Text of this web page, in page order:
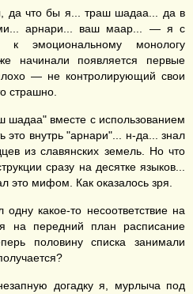
да что бы я... траш шадаа... да в
арнари... ваш маар... — я с
к эмоциональному монологу
начинали появляется первые
— не контролирующий свои
страшно.
шадаа" вместе с использованием
это внутрь "арнари"... н-да... знал
из славянских земель. Но что
сразу на десятке языков...
это мифом. Как оказалось зря.
какое-то несоответствие на
на передний план расписание
половину списка занимали
догадку я, мурлыча под